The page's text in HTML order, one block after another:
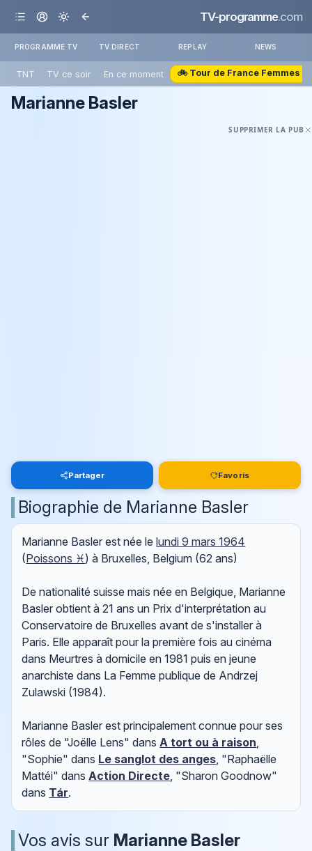
TV-programme.com
PROGRAMME TV TV DIRECT REPLAY NEWS
TNT TV ce soir En ce moment 🚲 Tour de France Femmes
Marianne Basler
SUPPRIMER LA PUB
Partager Favoris
Biographie de Marianne Basler
Marianne Basler est née lelundi 9 mars 1964
(Poissons ♓) à Bruxelles, Belgium (62 ans)
De nationalité suisse mais née en Belgique, Marianne
Basler obtient à 21 ans un Prix d'interprétation au
Conservatoire de Bruxelles avant de s'installer à
Paris. Elle apparaît pour la première fois au cinéma
dans Meurtres à domicile en 1981 puis en jeune
anarchiste dans La Femme publique de Andrzej
Zulawski (1984).
Marianne Basler est principalement connue pour ses
rôles de "Joëlle Lens" dansA tort ou à raison,
"Sophie" dans Le sanglot des anges, "Raphaëlle
Mattéi" dansAction Directe, "Sharon Goodnow"
dans Tár.
Vos avis sur Marianne Basler